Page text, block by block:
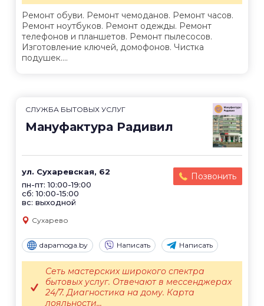
Ремонт обуви. Ремонт чемоданов. Ремонт часов.
Ремонт ноутбуков. Ремонт одежды. Ремонт
телефонов и планшетов. Ремонт пылесосов.
Изготовление ключей, домофонов. Чистка
подушек....
СЛУЖБА БЫТОВЫХ УСЛУГ
Мануфактура Радивил
ул. Сухаревская, 62
пн-пт: 10:00-19:00
сб: 10:00-15:00
вс: выходной
Позвонить
Сухарево
dapamoga.by Написать Написать
Сеть мастерских широкого спектра
бытовых услуг. Отвечают в мессенджерах
24/7. Диагностика на дому. Карта
лояльности...